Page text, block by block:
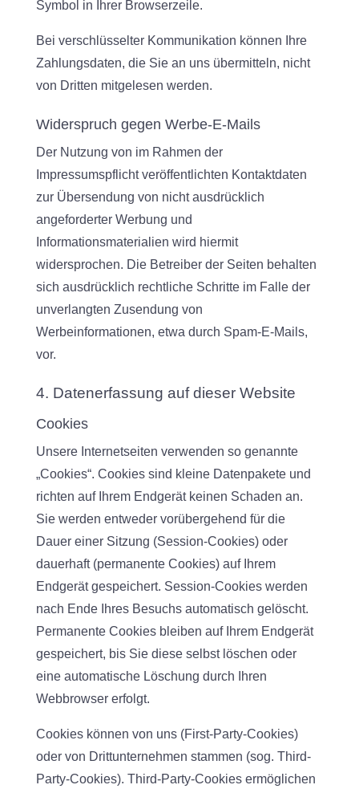
Symbol in Ihrer Browserzeile.
Bei verschlüsselter Kommunikation können Ihre
Zahlungsdaten, die Sie an uns übermitteln, nicht
von Dritten mitgelesen werden.
Widerspruch gegen Werbe-E-Mails
Der Nutzung von im Rahmen der
Impressumspflicht veröffentlichten Kontaktdaten
zur Übersendung von nicht ausdrücklich
angeforderter Werbung und
Informationsmaterialien wird hiermit
widersprochen. Die Betreiber der Seiten behalten
sich ausdrücklich rechtliche Schritte im Falle der
unverlangten Zusendung von
Werbeinformationen, etwa durch Spam-E-Mails,
vor.
4. Datenerfassung auf dieser Website
Cookies
Unsere Internetseiten verwenden so genannte
„Cookies“. Cookies sind kleine Datenpakete und
richten auf Ihrem Endgerät keinen Schaden an.
Sie werden entweder vorübergehend für die
Dauer einer Sitzung (Session-Cookies) oder
dauerhaft (permanente Cookies) auf Ihrem
Endgerät gespeichert. Session-Cookies werden
nach Ende Ihres Besuchs automatisch gelöscht.
Permanente Cookies bleiben auf Ihrem Endgerät
gespeichert, bis Sie diese selbst löschen oder
eine automatische Löschung durch Ihren
Webbrowser erfolgt.
Cookies können von uns (First-Party-Cookies)
oder von Drittunternehmen stammen (sog. Third-
Party-Cookies). Third-Party-Cookies ermöglichen